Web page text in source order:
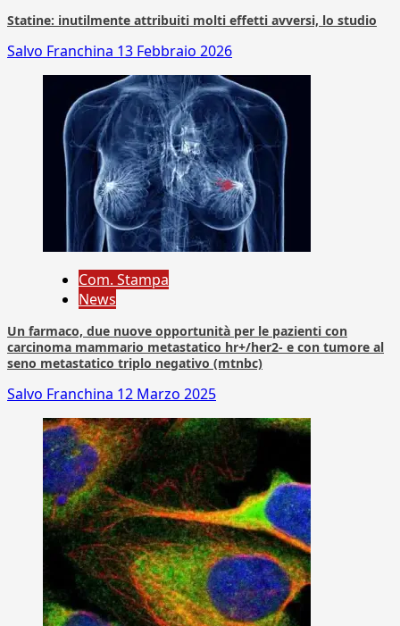
Statine: inutilmente attribuiti molti effetti avversi, lo studio
Salvo Franchina 13 Febbraio 2026
Com. Stampa
News
Un farmaco, due nuove opportunità per le pazienti con
carcinoma mammario metastatico hr+/her2- e con tumore al
seno metastatico triplo negativo (mtnbc)
Salvo Franchina 12 Marzo 2025